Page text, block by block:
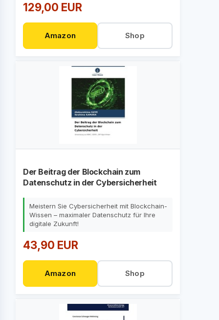
129,00 EUR
Amazon Shop
Der Beitrag der Blockchain zum
Datenschutz in der Cybersicherheit
Meistern Sie Cybersicherheit mit Blockchain-
Wissen – maximaler Datenschutz für Ihre
digitale Zukunft!
43,90 EUR
Amazon Shop